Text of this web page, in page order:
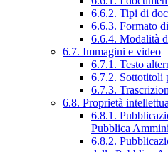
6.6.2. Tipi di
6.6.3. Formato
6.6.4. Modalità
6.7. Immagini e video
6.7.1. Testo
6.7.2. Sottotitoli
6.7.3.
6.8. Proprietà
6.8.1.
Pubblica
6.8.2.